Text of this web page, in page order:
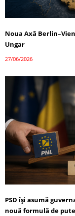
Noua Axă
Ungar
27/06/2026
PSD își asumă
nouă formulă de